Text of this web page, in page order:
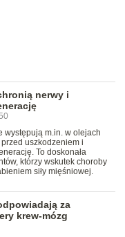
nerwy i
występują m.in. w olejach
uszkodzeniem i
To doskonała
którzy wskutek choroby
siły mięśniowej.
za
krew-mózg